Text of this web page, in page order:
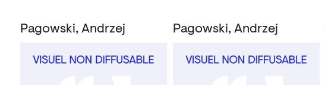
Pagowski, Andrzej Pagowski, Andrzej